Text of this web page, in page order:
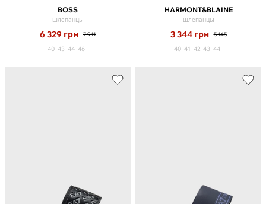
BOSS
шлепанцы
6 329 грн 7 911
40 43 44 46
HARMONT&BLAINE
шлепанцы
3 344 грн 5 145
40 41 42 43 44